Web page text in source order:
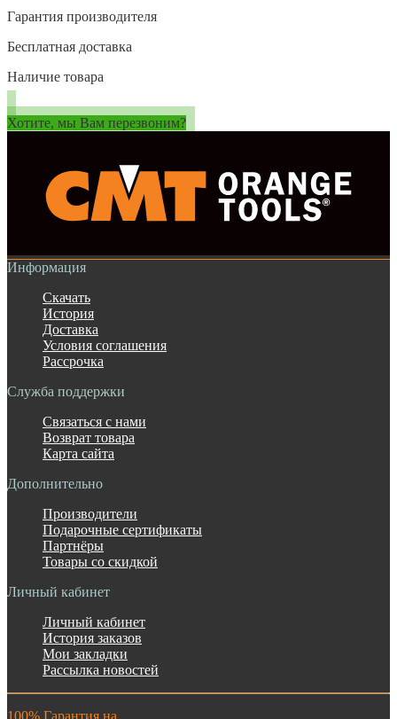
Гарантия производителя
Бесплатная доставка
Наличие товара
Хотите, мы Вам перезвоним?
Информация
Скачать
История
Доставка
Условия соглашения
Рассрочка
Служба поддержки
Связаться с нами
Возврат товара
Карта сайта
Дополнительно
Производители
Подарочные сертификаты
Партнёры
Товары со скидкой
Личный кабинет
Личный кабинет
История заказов
Мои закладки
Рассылка новостей
100% Гарантия на